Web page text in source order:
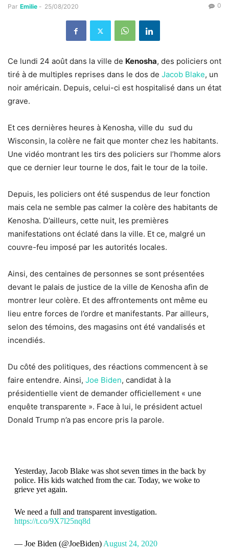
Par Emilie - 25/08/2020 0
Ce lundi 24 août dans la ville de Kenosha, des policiers ont
tiré à de multiples reprises dans le dos de Jacob Blake, un
noir américain. Depuis, celui-ci est hospitalisé dans un état
grave.
Et ces dernières heures à Kenosha, ville du sud du
Wisconsin, la colère ne fait que monter chez les habitants.
Une vidéo montrant les tirs des policiers sur l’homme alors
que ce dernier leur tourne le dos, fait le tour de la toile.
Depuis, les policiers ont été suspendus de leur fonction
mais cela ne semble pas calmer la colère des habitants de
Kenosha. D’ailleurs, cette nuit, les premières
manifestations ont éclaté dans la ville. Et ce, malgré un
couvre-feu imposé par les autorités locales.
Ainsi, des centaines de personnes se sont présentées
devant le palais de justice de la ville de Kenosha afin de
montrer leur colère. Et des affrontements ont même eu
lieu entre forces de l’ordre et manifestants. Par ailleurs,
selon des témoins, des magasins ont été vandalisés et
incendiés.
Du côté des politiques, des réactions commencent à se
faire entendre. Ainsi, Joe Biden, candidat à la
présidentielle vient de demander officiellement « une
enquête transparente ». Face à lui, le président actuel
Donald Trump n’a pas encore pris la parole.
Yesterday, Jacob Blake was shot seven times in the back by
police. His kids watched from the car. Today, we woke to
grieve yet again.
We need a full and transparent investigation.
https://t.co/9X7l25nq8d
— Joe Biden (@JoeBiden) August 24, 2020